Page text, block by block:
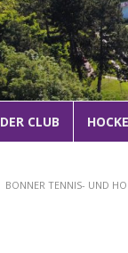
ZUM
DER CLUB
BONNER TENNIS- UND